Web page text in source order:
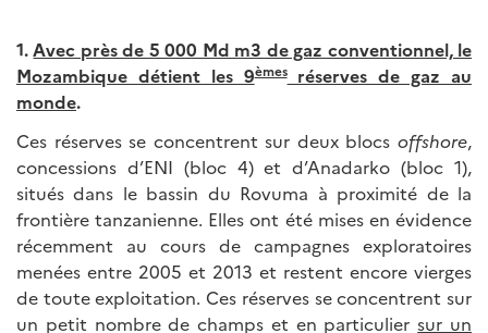
1.Avec près de 5 000 Md m3 de gaz conventionnel, le
Mozambique détient les 9èmesréserves de gaz au
monde.
Ces réserves se concentrent sur deux blocs offshore,
concessions d’ENI (bloc 4) et d’Anadarko (bloc 1),
situés dans le bassin du Rovuma à proximité de la
frontière tanzanienne. Elles ont été mises en évidence
récemment au cours de campagnes exploratoires
menées entre 2005 et 2013 et restent encore vierges
de toute exploitation. Ces réserves se concentrent sur
un petit nombre de champs et en particuliersur un